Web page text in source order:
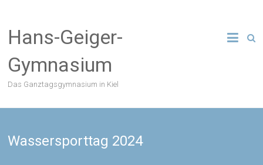
springen
Hans-Geiger-
Gymnasium
Das Ganztagsgymnasium in Kiel
Wassersporttag 2024